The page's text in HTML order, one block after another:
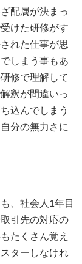
配属が決まっ
けた研修がす
れた仕事が思
しまう事もあ
修で理解して
釈が間違いっ
込んでしまう
分の無力さに
、社会人1年目
引先の対応の
たくさん覚え
ターしなけれ